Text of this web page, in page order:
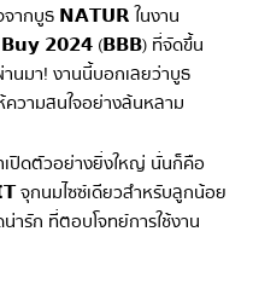
จากบูธ 𝗡𝗔𝗧𝗨𝗥 ในงาน
𝟮𝟬𝟮𝟰 (𝗕𝗕𝗕) ที่จัดขึ้น
มา! งานนี้บอกเลยว่าบูธ
วามสนใจอย่างล้นหลาม
เปิดตัวอย่างยิ่งใหญ่ นั่นก็คือ
กนมไซซ์เดียวสำหรับลูกน้อย
รัก ที่ตอบโจทย์การใช้งาน